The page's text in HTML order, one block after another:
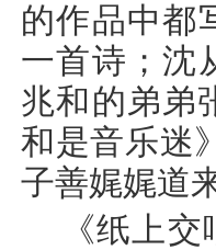
的作品中都
一首诗；沈
兆和的弟弟
和是音乐迷
子善娓娓道
《纸上